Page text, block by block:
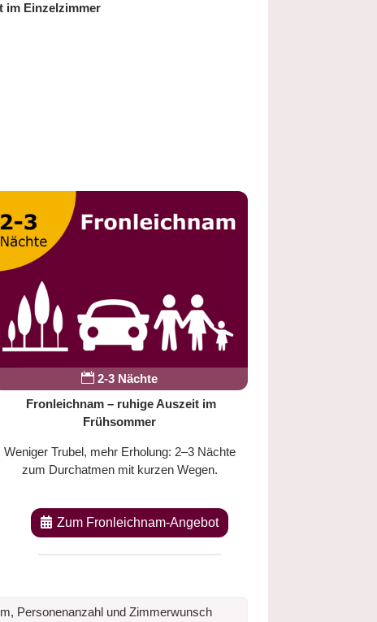
im Einzelzimmer
 2-3 Nächte
Fronleichnam – ruhige Auszeit im
Frühsommer
Weniger Trubel, mehr Erholung: 2–3 Nächte
zum Durchatmen mit kurzen Wegen.
Zum Fronleichnam-Angebot
Personenanzahl und Zimmerwunsch